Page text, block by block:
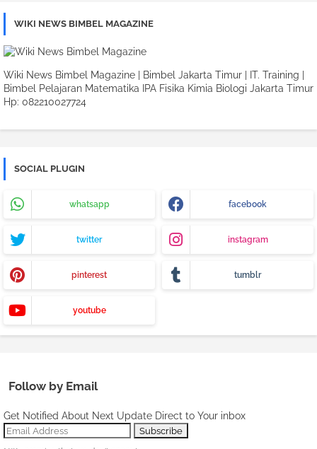
WIKI NEWS BIMBEL MAGAZINE
Wiki News Bimbel Magazine | Bimbel Jakarta Timur | IT. Training |
Bimbel Pelajaran Matematika IPA Fisika Kimia Biologi Jakarta Timur
Hp: 082210027724
SOCIAL PLUGIN
whatsapp facebook
twitter instagram
pinterest tumblr
youtube
Follow by Email
Get Notified About Next Update Direct to Your inbox